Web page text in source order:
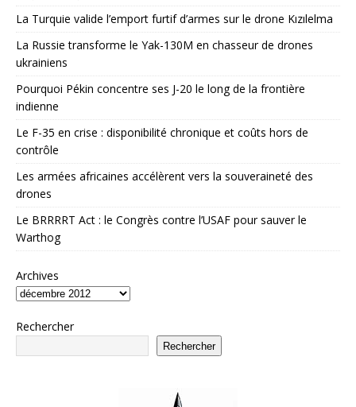
La Turquie valide l’emport furtif d’armes sur le drone Kızılelma
La Russie transforme le Yak-130M en chasseur de drones
ukrainiens
Pourquoi Pékin concentre ses J-20 le long de la frontière
indienne
Le F-35 en crise : disponibilité chronique et coûts hors de
contrôle
Les armées africaines accélèrent vers la souveraineté des
drones
Le BRRRRT Act : le Congrès contre l’USAF pour sauver le
Warthog
Archives
Rechercher
Rechercher